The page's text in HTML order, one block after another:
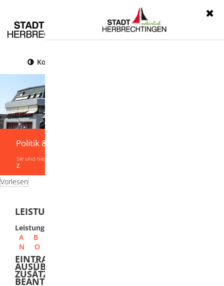
Kontrast
Politik & Verwaltung
Sie sind hier:
Z
Vorlesen
LEISTUNGEN VON A-Z
Leistungen
A
B
N
O
EINTRAGUNG IN DIE HANDWERKSROLLE -
AUSÜBUNGSBERECHTIGUNG FÜR EIN
ZUSÄTZLICHES HANDWERK NACH § 7A HWO
BEANTRAGEN